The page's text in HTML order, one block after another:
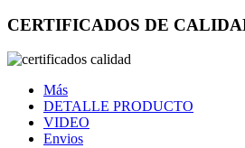
CERTIFICADOS DE
Más
DETALLE PRODUCTO
VIDEO
Envios